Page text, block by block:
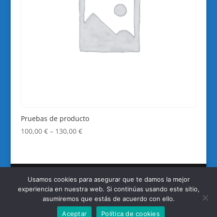
Pruebas de producto
100,00 €– 130,00 €
Autovía de Logroño, km. 8,700 - Pol. Ruiseñores II,
nave 10 - 50011 ZARAGOZA - Tel. 976 46 22 21 - Fax:
976 46 22 31 -Politica de privacidad-Aviso Legal
Usamos cookies para asegurar que te damos la mejor
experiencia en nuestra web. Si continúas usando este sitio,
asumiremos que estás de acuerdo con ello.
Aceptar
Política de cookies